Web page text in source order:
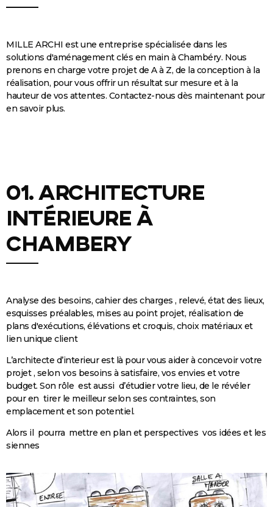
MILLE ARCHI est une entreprise spécialisée dans les
solutions d'aménagement clés en main à Chambéry. Nous
prenons en charge votre projet de A à Z, de la conception à la
réalisation, pour vous offrir un résultat sur mesure et à la
hauteur de vos attentes. Contactez-nous dès maintenant pour
en savoir plus.
01. Architecture
intérieure à
chambery
Analyse des besoins, cahier des charges , relevé, état des lieux,
esquisses préalables, mises au point projet, réalisation de
plans d'exécutions, élévations et croquis, choix matériaux et
lien unique client
L’architecte d’interieur est là pour vous aider à concevoir votre
projet , selon vos besoins à satisfaire, vos envies et votre
budget. Son rôle est aussi d’étudier votre lieu, de le révéler
pour en tirer le meilleur selon ses contraintes, son
emplacement et son potentiel.
Alors il pourra mettre en plan et perspectives vos idées et les
siennes